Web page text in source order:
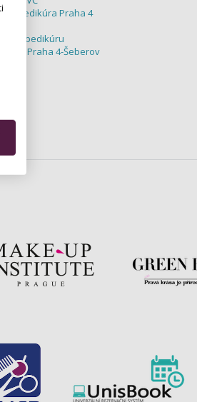
/ Pedikúra Praha 4
a pedikúru
- Praha 4-Šeberov